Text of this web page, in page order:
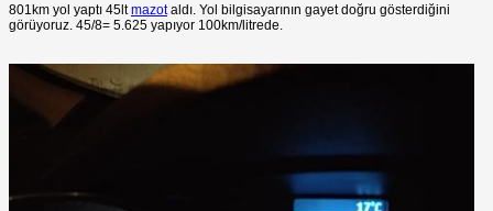
801km yol yaptı 45ltmazotaldı. Yol bilgisayarının gayet doğru gösterdiğini
görüyoruz. 45/8= 5.625 yapıyor 100km/litrede.